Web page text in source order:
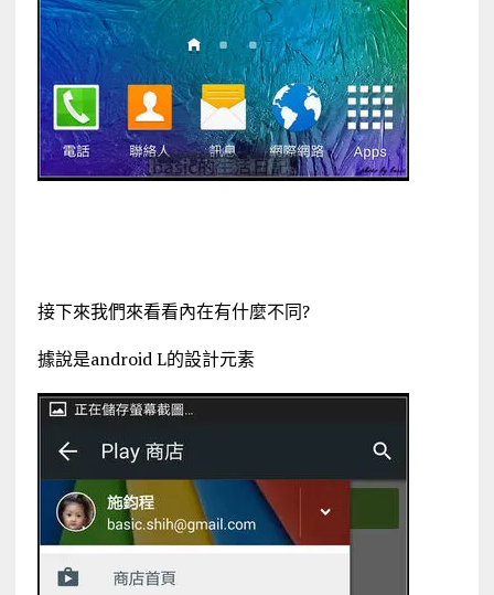
接下來我們來看看內在有什麼不同?
據說是android L的設計元素